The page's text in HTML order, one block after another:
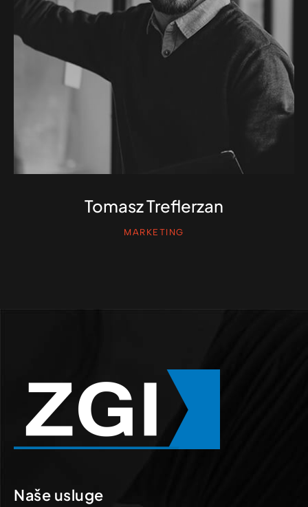
Tomasz Treflerzan
MARKETING
Naše usluge